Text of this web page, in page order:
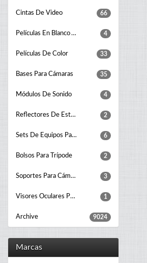
Cintas De Video 66
Películas En Blanco Y Negro 4
Películas De Color 33
Bases Para Cámaras 35
Módulos De Sonido 4
Reflectores De Estudio Fotográfico 2
Sets De Equipos Para Foto Estudio 6
Bolsos Para Trípode 2
Soportes Para Cámara 3
Visores Oculares Para Cámaras 1
Archive 9024
Marcas